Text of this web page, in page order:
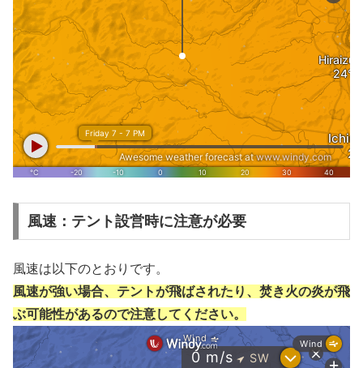
風速：テント設営時に注意が必要
風速は以下のとおりです。
風速が強い場合、テントが飛ばされたり、焚き火の炎が飛
ぶ可能性があるので注意してください。